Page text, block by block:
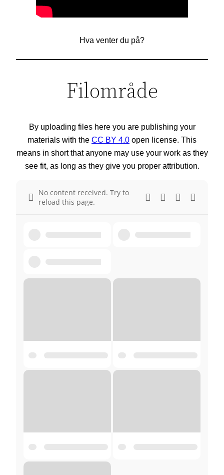
Hva venter du på?
Filområde
By uploading files here you are publishing your
materials with the CC BY 4.0 open license. This
means in short that anyone may use your work as they
see fit, as long as they give you proper attribution.
No content received. Try to
reload this page.